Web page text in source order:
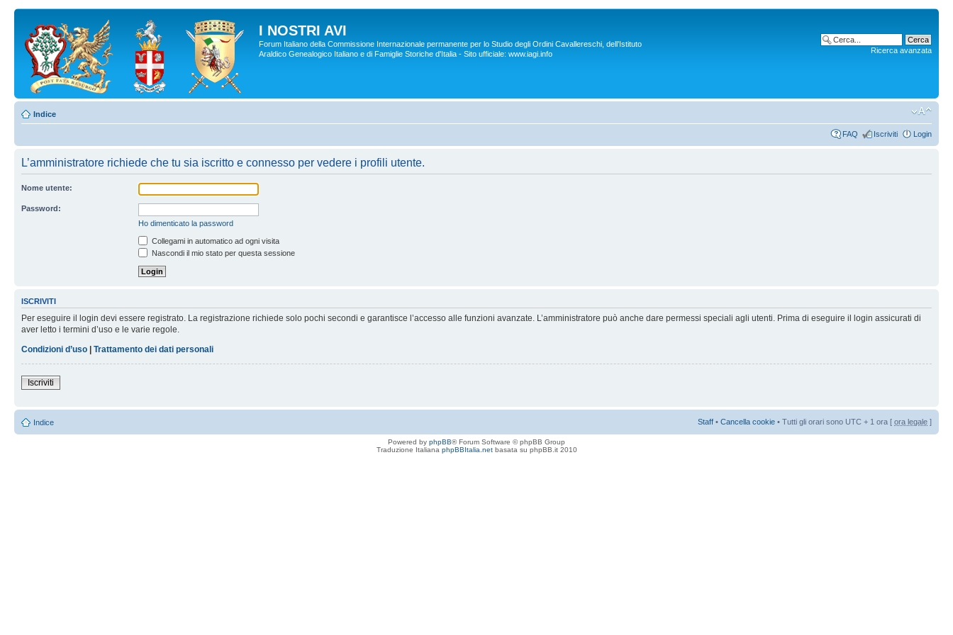
I NOSTRI AVI
Forum Italiano della Commissione Internazionale permanente per lo Studio degli Ordini Cavallereschi, dell’Istituto
Araldico Genealogico Italiano e di Famiglie Storiche d'Italia - Sito ufficiale: www.iagi.info
Ricerca avanzata
Indice
FAQ Iscriviti Login
L’amministratore richiede che tu sia iscritto e connesso per vedere i profili utente.
Nome utente:
Password:
Ho dimenticato la password
Collegami in automatico ad ogni visita
Nascondi il mio stato per questa sessione
ISCRIVITI
Per eseguire il login devi essere registrato. La registrazione richiede solo pochi secondi e garantisce l’accesso alle funzioni avanzate. L’amministratore può anche dare permessi speciali agli utenti. Prima di eseguire il login assicurati di
aver letto i termini d’uso e le varie regole.
Condizioni d’uso | Trattamento dei dati personali
Iscriviti
Indice Staff • Cancella cookie • Tutti gli orari sono UTC + 1 ora [ ora legale ]
Powered by phpBB® Forum Software © phpBB Group
Traduzione Italiana phpBBItalia.netbasata su phpBB.it 2010